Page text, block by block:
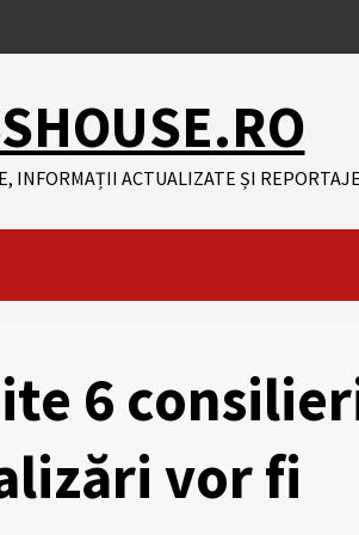
INFORMAȚII ACTUALIZATE ȘI
6
vor fi